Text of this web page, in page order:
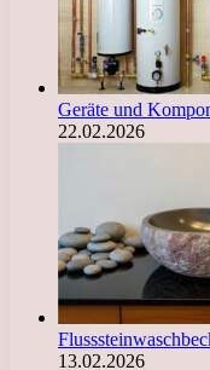
Geräte und
22.02.2026
13.02.2026